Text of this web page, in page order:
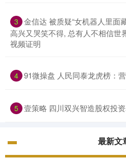
3 金信达 被质疑“女机器人里面
高兴又哭笑不得, 总有人不相信世
视频证明
4 91微操盘 人民同泰龙虎榜：
5 壹策略 四川双兴智造股权投
最新文